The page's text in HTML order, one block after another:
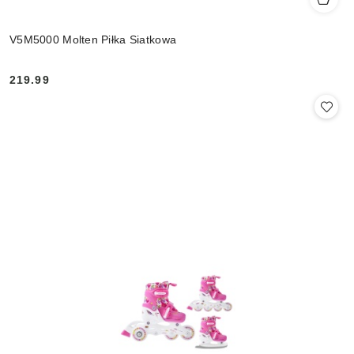
V5M5000 Molten Piłka Siatkowa
Cena:
219.99